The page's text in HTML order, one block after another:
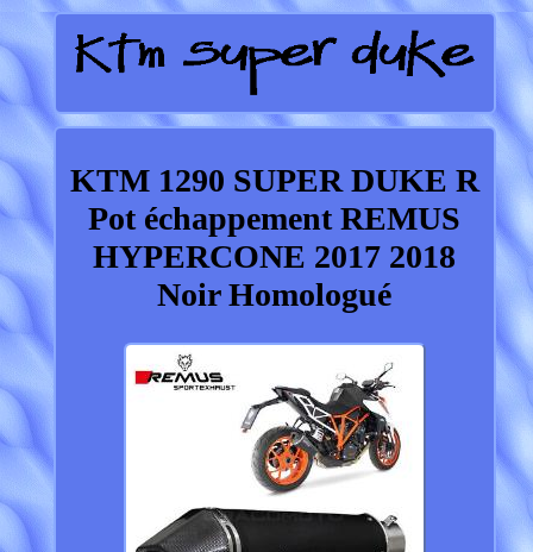
KTM 1290 SUPER DUKE R
Pot échappement REMUS
HYPERCONE 2017 2018
Noir Homologué